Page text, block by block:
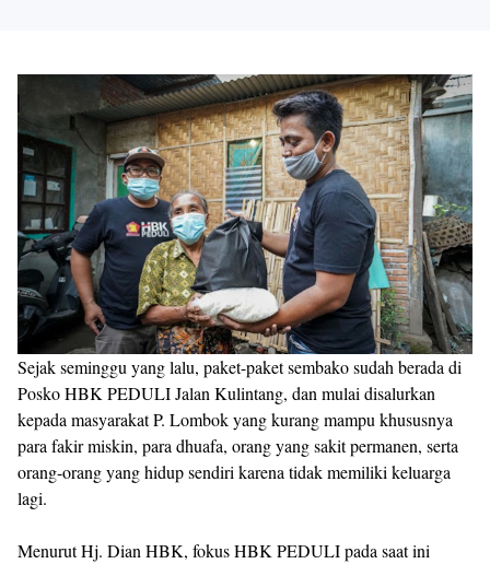
Sejak seminggu yang lalu, paket-paket sembako sudah berada di
Posko HBK PEDULI Jalan Kulintang, dan mulai disalurkan
kepada masyarakat P. Lombok yang kurang mampu khususnya
para fakir miskin, para dhuafa, orang yang sakit permanen, serta
orang-orang yang hidup sendiri karena tidak memiliki keluarga
lagi.
Menurut Hj. Dian HBK, fokus HBK PEDULI pada saat ini